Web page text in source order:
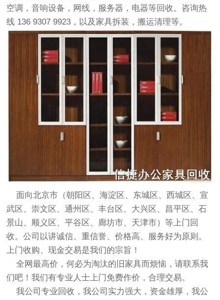
空调，音响设备，网线，服务器，电器等回收。咨询热
线 136 9307 9923，以及家具拆装，搬运清理等。
面向北京市（朝阳区、海淀区、东城区、西城区、宣
武区、崇文区、通州区、丰台区、大兴区、昌平区、石
景山、顺义区、平谷区、廊坊市、天津市）等上门回
收。公司以讲诚信、重信誉、价格高、服务好为原则。
上门收购、现金交易是我们的宗旨！
全网最高价，何必为淘汰的旧家具而烦恼，请联系我
们吧！我们有专业人士上门免费作价，合理交易。
我公司专业回收，我公司实力强大，资金雄厚，我公